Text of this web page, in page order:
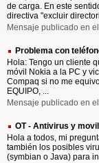
de carga. En este
directiva "excluir
Mensaje publicado en
Problema con
Hola: Tengo un cliente
móvil Nokia a la PC y
Compaq si no me
EQUIPO, ...
Mensaje publicado en
OT - Antivirus y movil
Hola a todos, mi
también los posibles
(symbian o Java) para